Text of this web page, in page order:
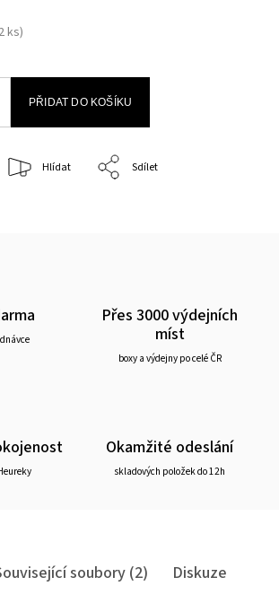
ks)
PŘIDAT DO KOŠÍKU
Hlídat Sdílet
Přes 3000 výdejních
míst
boxy a výdejny po celé ČR
Okamžité odeslání
skladových položek do 12h
soubory (2) Diskuze